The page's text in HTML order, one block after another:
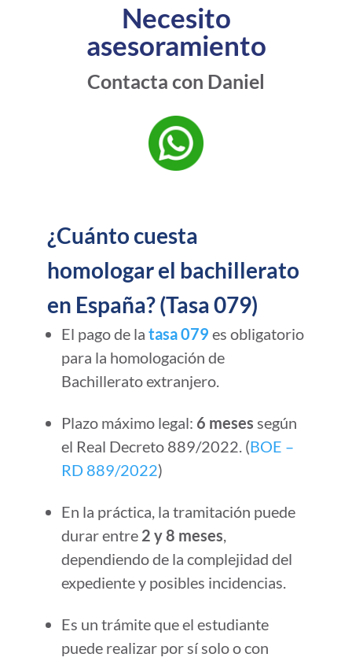
Necesito
asesoramiento
Contacta con Daniel
¿Cuánto cuesta
homologar el bachillerato
en España? (Tasa 079)
El pago de la tasa 079 es obligatorio
para la homologación de
Bachillerato extranjero.
Plazo máximo legal: 6 meses según
el Real Decreto 889/2022. (BOE –
RD 889/2022)
En la práctica, la tramitación puede
durar entre 2 y 8 meses,
dependiendo de la complejidad del
expediente y posibles incidencias.
Es un trámite que el estudiante
puede realizar por sí solo o con